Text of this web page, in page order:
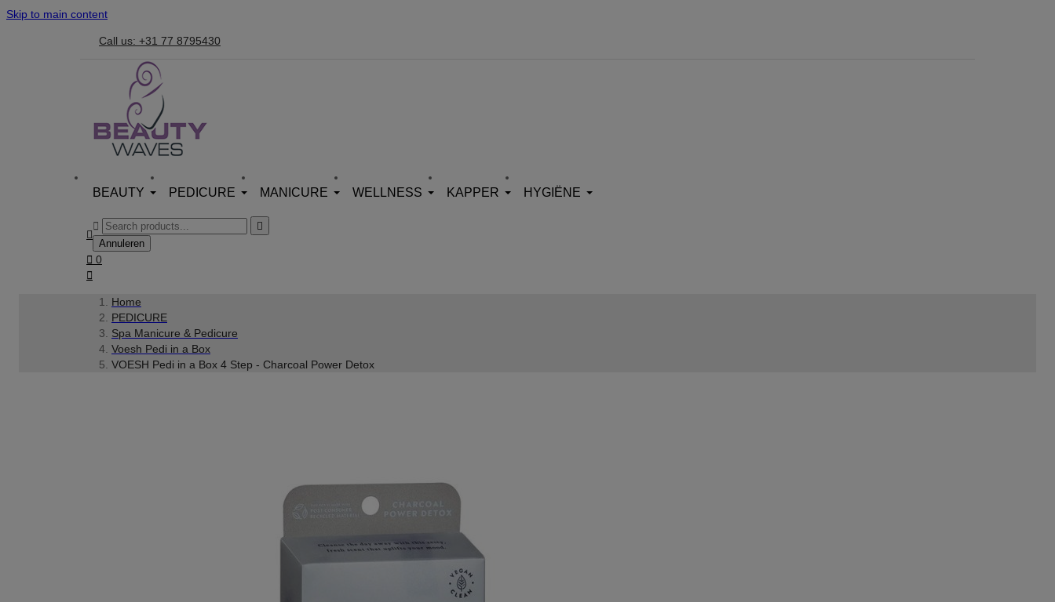
Skip to main content
Call us: +31 77 8795430
BEAUTY PEDICURE MANICURE WELLNESS KAPPER HYGIËNE



Annuleren
 0

Home
PEDICURE
Spa Manicure & Pedicure
Voesh Pedi in a Box
VOESH Pedi in a Box 4 Step - Charcoal Power Detox